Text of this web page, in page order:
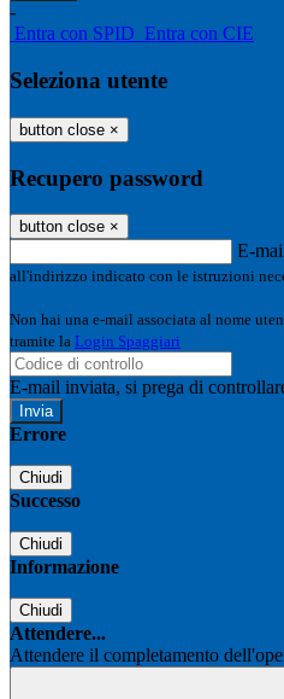
-
Entra con SPID Entra con CIE
Seleziona utente
button close ×
Recupero password
button close ×
E-
all'indirizzo indicato con le istruzioni
Non hai una e-mail associata al nome
tramite la Login Spaggiari
E-mail inviata, si prega di
Errore
Chiudi
Successo
Chiudi
Informazione
Chiudi
Attendere...
Attendere il completamento